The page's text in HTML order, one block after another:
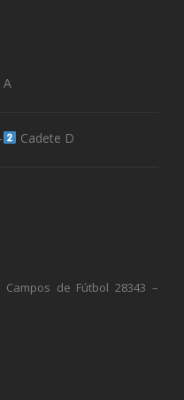
A
Cadete D
de Fútbol 28343 –